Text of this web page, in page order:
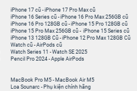
iPhone 17 cũ-iPhone 17 Pro Max cũ
iPhone 16 Series cũ- iPhone 16 Pro Max 256GB cũ
iPhone 16 Pro 128GB cũ-iPhone 15 Pro 128GB cũ
iPhone 15 Pro Max 256GB cũ- iPhone 15 Series cũ
iPhone 13 128GB Cũ-iPhone 12 Pro Max 128GB Cũ
Watch cũ-AirPods cũ
Watch Series 11 -Watch SE 2025
Pencil Pro 2024-Apple AirPods
MacBook Pro M5- MacBook Air M5
Loa Sounarc- Phụ kiện chính hãng